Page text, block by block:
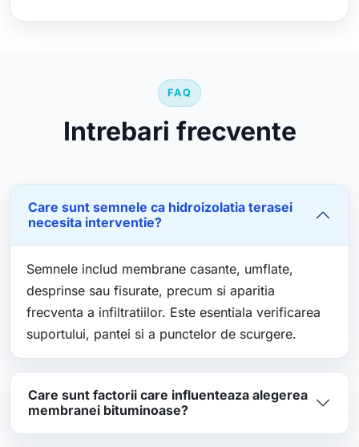
FAQ
Intrebari frecvente
Care sunt semnele ca hidroizolatia terasei
necesita interventie?
Semnele includ membrane casante, umflate,
desprinse sau fisurate, precum si aparitia
frecventa a infiltratiilor. Este esentiala verificarea
suportului, pantei si a punctelor de scurgere.
Care sunt factorii care influenteaza alegerea
membranei bituminoase?